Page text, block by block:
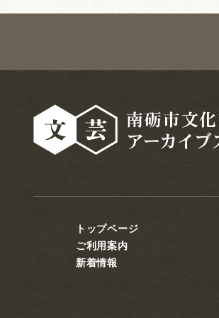
トップページ
ご利用案内
新着情報